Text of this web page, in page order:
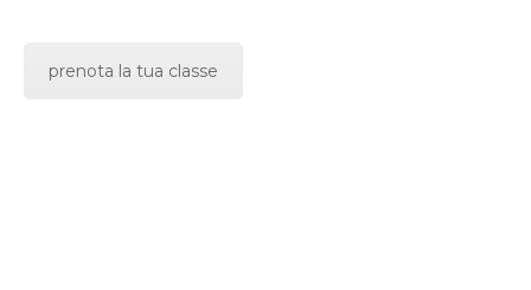
prenota la tua classe